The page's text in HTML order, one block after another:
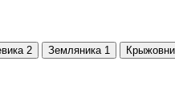
2 Земляника 1